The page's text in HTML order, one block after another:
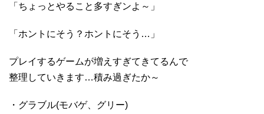
「ちょっとやること多すぎンよ～」
「ホントにそう？ホントにそう…」
プレイするゲームが増えすぎてきてるんで
整理していきます…積み過ぎたか～
・グラブル(モバゲ、グリー)